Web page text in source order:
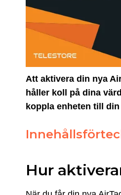
Att aktivera din nya
håller koll på dina
koppla enheten till
Hur